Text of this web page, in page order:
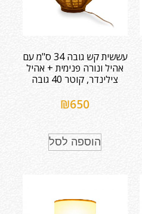
עששית קש גובה 34 ס"מ עם
אהיל ונורה פנימית + אהיל
צילינדר, קוטר 40 גובה
₪650
הוספה לסל